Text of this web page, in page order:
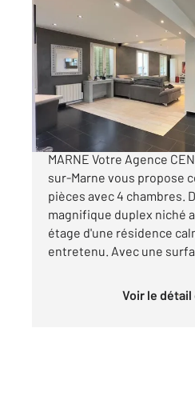
NOGENT SUR MARNE 94
135,42 m
, 6 pièces
Ref : 1338
Appartement F6 à
799 000
APPARTEMENT A
MARNE Votre Agence
sur-Marne vous propose
pièces avec 4 chambres.
magnifique duplex niché
étage d'une résidence
entretenu. Avec une
Voir le